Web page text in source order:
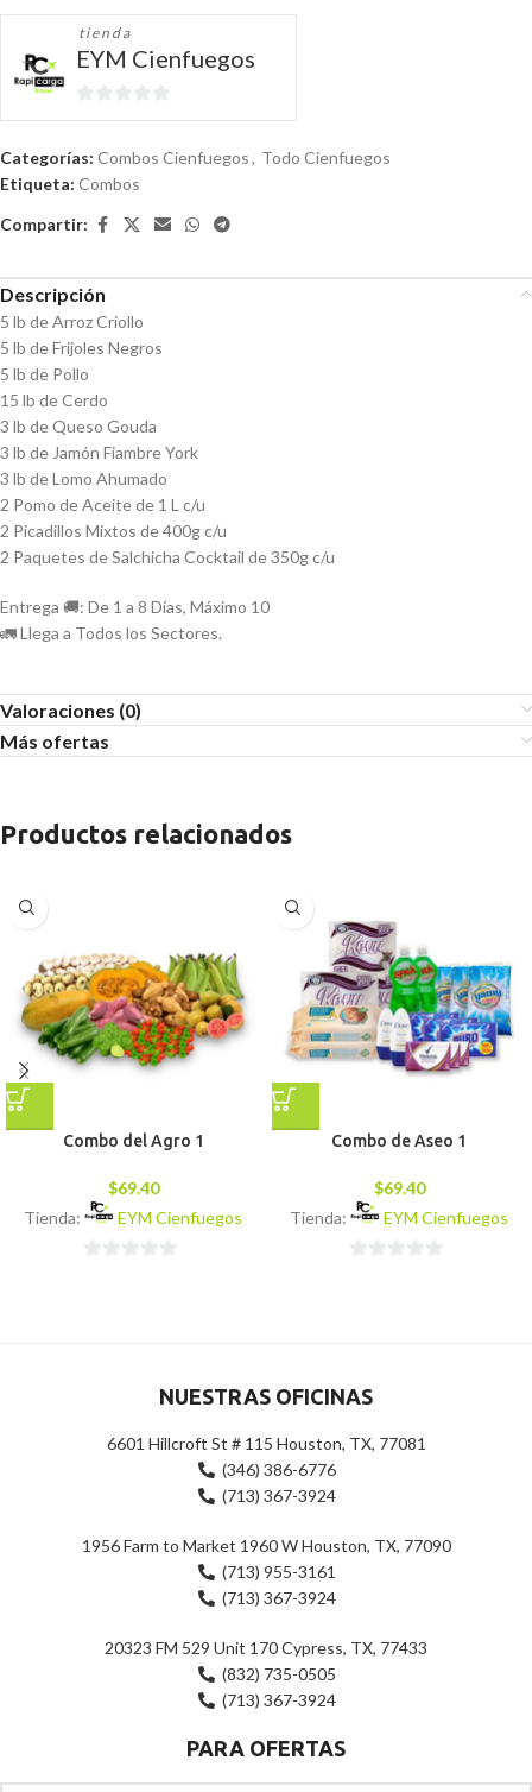
tienda
EYM Cienfuegos
0
Categorías: Combos Cienfuegos, Todo Cienfuegos
Etiqueta: Combos
Compartir:
Descripción
5 lb de Arroz Criollo
5 lb de Frijoles Negros
5 lb de Pollo
15 lb de Cerdo
3 lb de Queso Gouda
3 lb de Jamón Fiambre York
3 lb de Lomo Ahumado
2 Pomo de Aceite de 1 L c/u
2 Picadillos Mixtos de 400g c/u
2 Paquetes de Salchicha Cocktail de 350g c/u
Entrega 🚚: De 1 a 8 Días, Máximo 10
🚛 Llega a Todos los Sectores.
Valoraciones (0)
Más ofertas
Productos relacionados
Combo del Agro 1
$69.40
Tienda:
EYM Cienfuegos
Combo de Aseo 1
$69.40
Tienda:
EYM Cienfuegos
NUESTRAS OFICINAS
6601 Hillcroft St # 115 Houston, TX, 77081
(346) 386-6776
(713) 367-3924
1956 Farm to Market 1960 W Houston, TX, 77090
(713) 955-3161
(713) 367-3924
20323 FM 529 Unit 170 Cypress, TX, 77433
(832) 735-0505
(713) 367-3924
PARA OFERTAS